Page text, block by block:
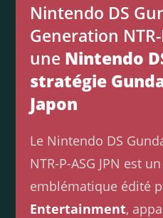
Nintendo DS
Generation NTR-
une Nintendo
stratégie
Japon
Le Nintendo DS
NTR-P-ASG JPN est
emblématique édité
Entertainment,